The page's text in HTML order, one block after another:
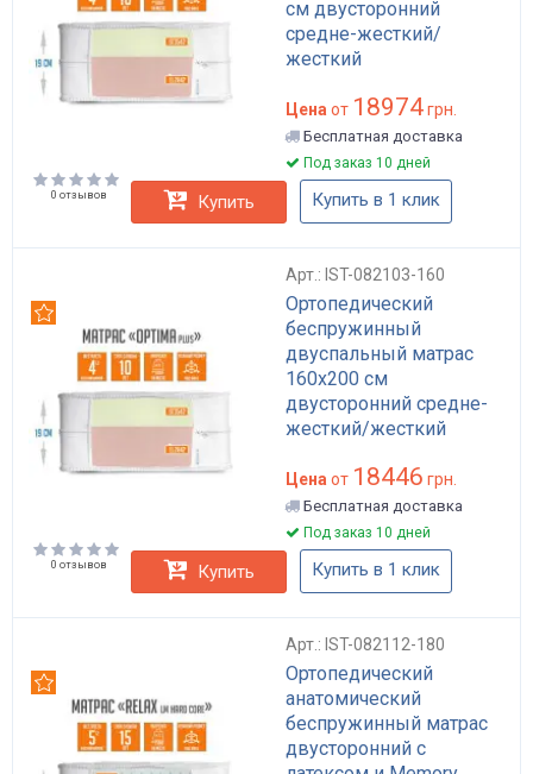
см двусторонний
средне-жесткий/
жесткий
19 см Optima Plus
Цена от 18974грн.
Бесплатная доставка
Под заказ 10 дней
0 отзывов Купить Купить в 1 клик
Арт.: IST-082103-160
Ортопедический
беспружинный
двуспальный матрас
160x200 см
двусторонний средне-
жесткий/жесткий
Optima Plus
Цена от 18446 грн.
Бесплатная доставка
Под заказ 10 дней
0 отзывов Купить Купить в 1 клик
Арт.: IST-082112-180
Ортопедический
анатомический
беспружинный матрас
двусторонний с